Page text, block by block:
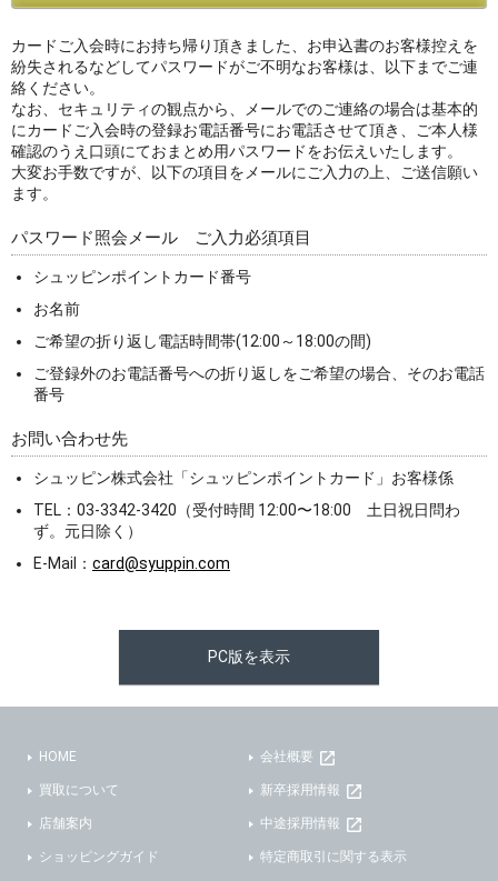
カードご入会時にお持ち帰り頂きました、お申込書のお客様控えを
紛失されるなどしてパスワードがご不明なお客様は、以下までご連
絡ください。
なお、セキュリティの観点から、メールでのご連絡の場合は基本的
にカードご入会時の登録お電話番号にお電話させて頂き、ご本人様
確認のうえ口頭にておまとめ用パスワードをお伝えいたします。
大変お手数ですが、以下の項目をメールにご入力の上、ご送信願い
ます。
パスワード照会メール ご入力必須項目
シュッピンポイントカード番号
お名前
ご希望の折り返し電話時間帯(12:00～18:00の間)
ご登録外のお電話番号への折り返しをご希望の場合、そのお電話
番号
お問い合わせ先
シュッピン株式会社「シュッピンポイントカード」お客様係
TEL：03-3342-3420（受付時間 12:00〜18:00 土日祝日問わ
ず。元日除く）
E-Mail： card@syuppin.com
PC版を表示
HOME
買取について
店舗案内
ショッピングガイド
会社概要
新卒採用情報
中途採用情報
特定商取引に関する表示